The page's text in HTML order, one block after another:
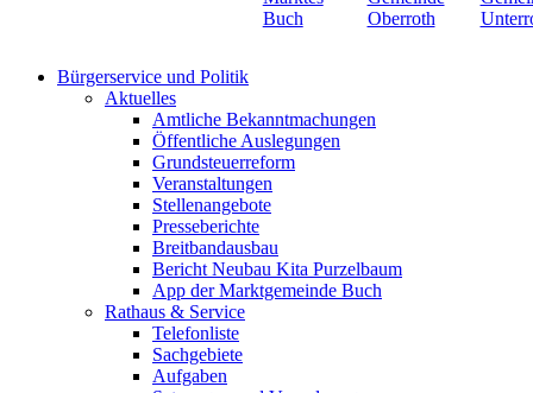
Bürgerservice und Politik
Aktuelles
Amtliche Bekanntmachungen
Öffentliche Auslegungen
Grundsteuerreform
Veranstaltungen
Stellenangebote
Presseberichte
Breitbandausbau
Bericht Neubau Kita Purzelbaum
App der Marktgemeinde Buch
Rathaus & Service
Telefonliste
Sachgebiete
Aufgaben